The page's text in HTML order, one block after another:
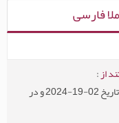
فارسی
:
بیشترین کاربران آنلاین در انجمنها 61,208 نفر در تاریخ 02-19-2024 و در